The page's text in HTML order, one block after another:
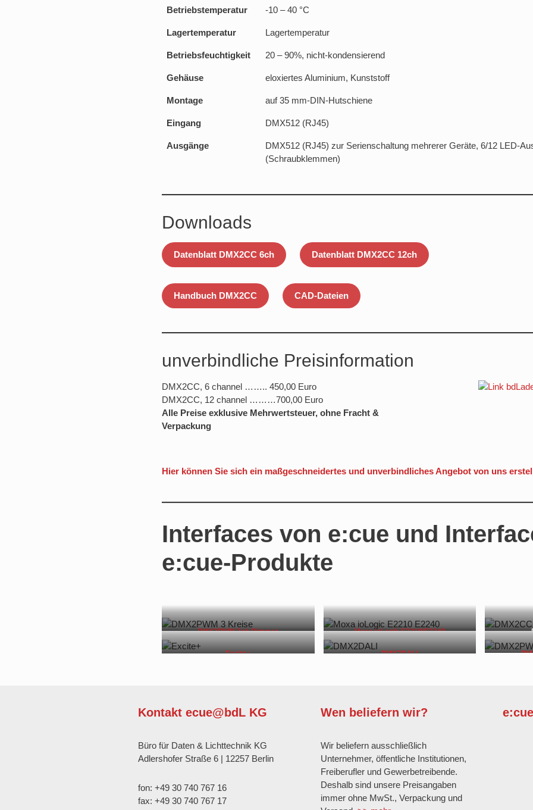
Betriebstemperatur -10 – 40 °C
Lagertemperatur Lagertemperatur
Betriebsfeuchtigkeit 20 – 90%, nicht-kondensierend
Gehäuse eloxiertes Aluminium, Kunststoff
Montage auf 35 mm-DIN-Hutschiene
Eingang DMX512 (RJ45)
Ausgänge
DMX512 (RJ45) zur Serienschaltung mehrerer Geräte, 6/12 LED-
(Schraubklemmen)
Downloads
Datenblatt DMX2CC 6ch Datenblatt DMX2CC 12ch
Handbuch DMX2CC CAD-Dateien
unverbindliche Preisinformation
DMX2CC, 6 channel …….. 450,00 Euro
DMX2CC, 12 channel ………700,00 Euro
Alle Preise exklusive Mehrwertsteuer, ohne Fracht &
Verpackung
Hier können Sie sich ein maßgeschneidertes und unverbindliches Angebot von uns
Interfaces von e:cue und
e:cue-Produkte
DMX2PWM 3ch Dimmer Moxa ioLogik E2210/E2240
Excite+ DMX2DALI
Kontakt ecue@bdL KG
Büro für Daten & Lichttechnik KG
Adlershofer Straße 6 | 12257 Berlin
fon: +49 30 740 767 16
fax: +49 30 740 767 17
Wen beliefern wir?
Wir beliefern ausschließlich
Unternehmer, öffentliche Institutionen,
Freiberufler und Gewerbetreibende.
Deshalb sind unsere Preisangaben
immer ohne MwSt., Verpackung und